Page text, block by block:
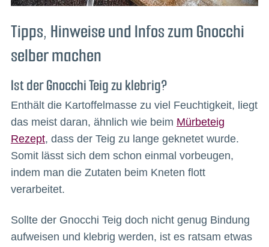
Tipps, Hinweise und Infos zum Gnocchi
selber machen
Ist der Gnocchi Teig zu klebrig?
Enthält die Kartoffelmasse zu viel Feuchtigkeit, liegt
das meist daran, ähnlich wie beim Mürbeteig
Rezept, dass der Teig zu lange geknetet wurde.
Somit lässt sich dem schon einmal vorbeugen,
indem man die Zutaten beim Kneten flott
verarbeitet.
Sollte der Gnocchi Teig doch nicht genug Bindung
aufweisen und klebrig werden, ist es ratsam etwas